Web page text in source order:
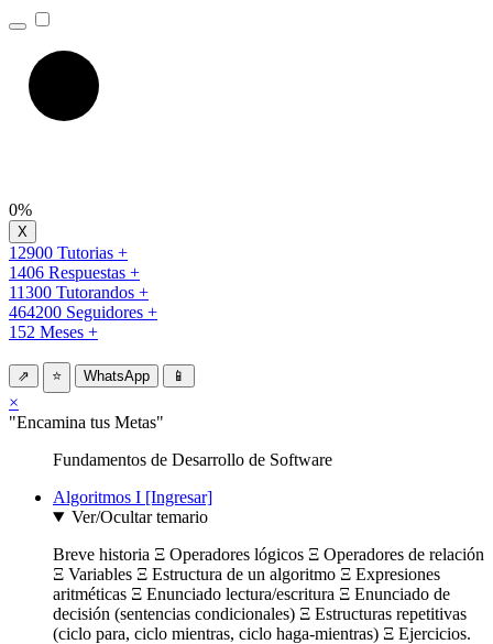
0%
12900 Tutorias +
1406 Respuestas +
11300 Tutorandos +
464200 Seguidores +
152 Meses +
⇗ ⭐ WhatsApp 📱
×
"Encamina tus Metas"
Fundamentos de Desarrollo de Software
Algoritmos I [Ingresar]
Ver/Ocultar temario
Breve historia Ξ Operadores lógicos Ξ Operadores de relación
Ξ Variables Ξ Estructura de un algoritmo Ξ Expresiones
aritméticas Ξ Enunciado lectura/escritura Ξ Enunciado de
decisión (sentencias condicionales) Ξ Estructuras repetitivas
(ciclo para, ciclo mientras, ciclo haga-mientras) Ξ Ejercicios.